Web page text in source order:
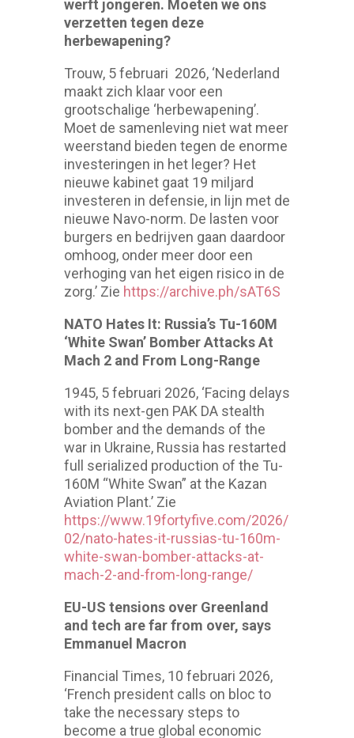
werft jongeren. Moeten we ons
verzetten tegen deze
herbewapening?
Trouw, 5 februari 2026, ‘Nederland
maakt zich klaar voor een
grootschalige ‘herbewapening’.
Moet de samenleving niet wat meer
weerstand bieden tegen de enorme
investeringen in het leger? Het
nieuwe kabinet gaat 19 miljard
investeren in defensie, in lijn met de
nieuwe Navo-norm. De lasten voor
burgers en bedrijven gaan daardoor
omhoog, onder meer door een
verhoging van het eigen risico in de
zorg.’ Zie https://archive.ph/sAT6S
NATO Hates It: Russia’s Tu-160M
‘White Swan’ Bomber Attacks At
Mach 2 and From Long-Range
1945, 5 februari 2026, ‘Facing delays
with its next-gen PAK DA stealth
bomber and the demands of the
war in Ukraine, Russia has restarted
full serialized production of the Tu-
160M “White Swan” at the Kazan
Aviation Plant.’ Zie
https://www.19fortyfive.com/2026/
02/nato-hates-it-russias-tu-160m-
white-swan-bomber-attacks-at-
mach-2-and-from-long-range/
EU-US tensions over Greenland
and tech are far from over, says
Emmanuel Macron
Financial Times, 10 februari 2026,
‘French president calls on bloc to
take the necessary steps to
become a true global economic